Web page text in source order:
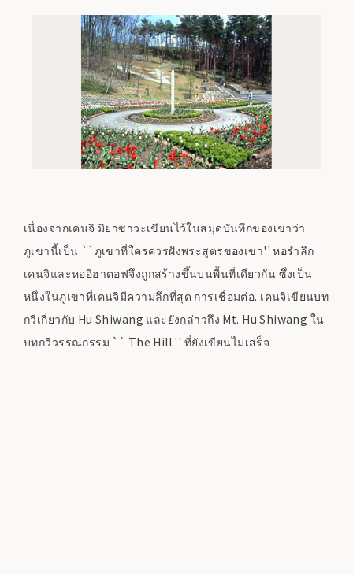
เนื่องจากเคนจิ มิยาซาวะเขียนไว้ในสมุดบันทึกของเขาว่า
ภูเขานี้เป็น ``ภูเขาที่ใครควรฝังพระสูตรของเขา'' หอรำลึก
เคนจิและหออิฮาตอฟจึงถูกสร้างขึ้นบนพื้นที่เดียวกัน ซึ่งเป็น
หนึ่งในภูเขาที่เคนจิมีความลึกที่สุด การเชื่อมต่อ. เคนจิเขียนบท
กวีเกี่ยวกับ Hu Shiwang และยังกล่าวถึง Mt. Hu Shiwang ใน
บทกวีวรรณกรรม `` The Hill '' ที่ยังเขียนไม่เสร็จ